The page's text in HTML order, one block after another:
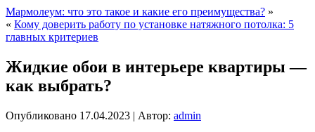
Мармолеум: что это такое и какие его преимущества? »
« Кому доверить работу по установке натяжного потолка: 5
главных критериев
Жидкие обои в интерьере квартиры —
как выбрать?
Опубликовано 17.04.2023 | Автор: admin